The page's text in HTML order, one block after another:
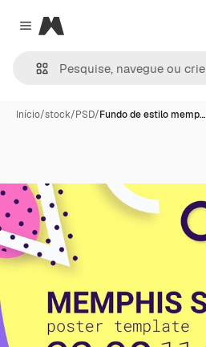
Close menu
Magnific
Início/stock/PSD/Fundo de estilo memp…